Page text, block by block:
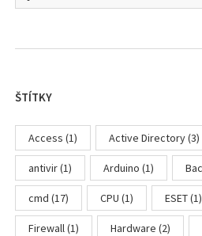
ŠTÍTKY
Access (1) Active Directory(3)
antivir(1) Arduino (1)
cmd (17) CPU (1) ESET(1)
Firewall(1) Hardware (2)